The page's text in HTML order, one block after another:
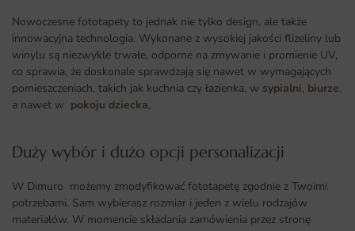
Nowoczesne fototapety to jednak nie tylko design, ale także
innowacyjna technologia. Wykonane z wysokiej jakości flizeliny lub
winylu są niezwykle trwałe, odporne na zmywanie i promienie UV,
co sprawia, że doskonale sprawdzają się nawet w wymagających
pomieszczeniach, takich jak kuchnia czy łazienka, w sypialni, biurze,
a nawet w pokoju dziecka,
Duży wybór i dużo opcji personalizacji ​
W Dimuro możemy zmodyfikować fototapetę zgodnie z Twoimi
potrzebami. Sam wybierasz rozmiar i jeden z wielu rodzajów
materiałów. W momencie składania zamówienia przez stronę